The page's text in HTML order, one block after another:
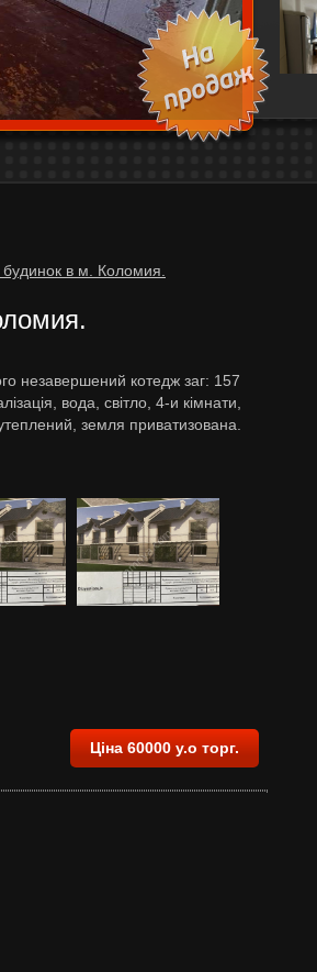
в м. Коломия.
незавершений котедж заг: 157
вода, світло, 4-и кімнати,
земля приватизована.
Ціна 60000 у.о торг.